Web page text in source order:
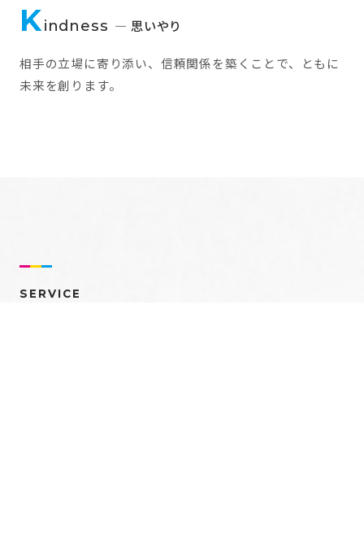
Kindness — 思いやり
相手の立場に寄り添い、信頼関係を築くことで、ともに
未来を創ります。
SERVICE